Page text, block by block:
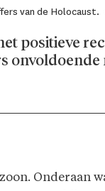
van de Holocaust.
positieve
onvoldoende
Onderaan